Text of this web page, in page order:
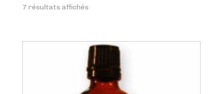
7 résultats affichés